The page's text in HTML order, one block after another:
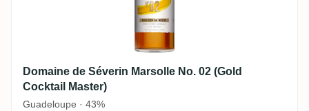
Domaine de Séverin Marsolle No. 02 (Gold
Cocktail Master)
Guadeloupe · 43%